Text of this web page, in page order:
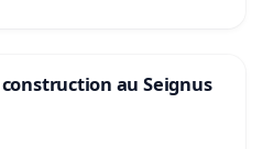
au Seignus